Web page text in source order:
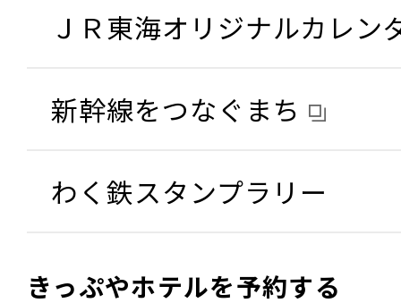
ＪＲ東海オリジナルカレン
新幹線をつなぐまち
わく鉄スタンプラリー
きっぷやホテルを予約する